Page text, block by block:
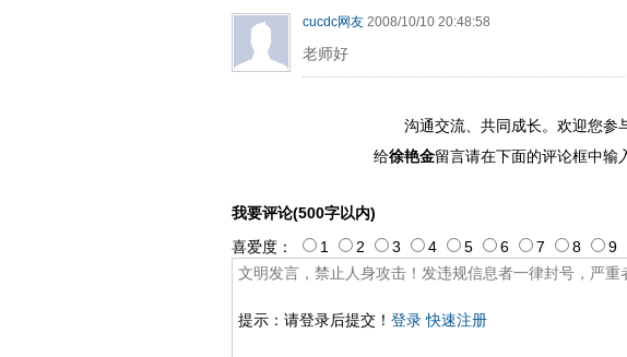
cucdc网友 2008/10/10 20:48:58
老师好
沟通交流、共同成长。欢迎您参
给徐艳金留言请在下面的评论框中输
我要评论(500字以内)
提示：请登录后提交！ 登录 快速注册
喜爱度： 1 2 3 4 5 6 7 8 9